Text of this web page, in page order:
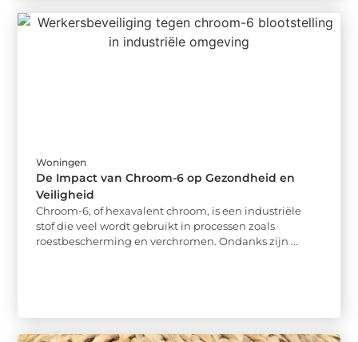
Woningen
De Impact van Chroom-6 op Gezondheid en
Veiligheid
Chroom-6, of hexavalent chroom, is een industriële
stof die veel wordt gebruikt in processen zoals
roestbescherming en verchromen. Ondanks zijn ...